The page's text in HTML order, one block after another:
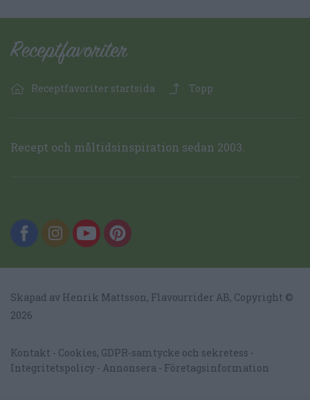
Receptfavoriter startsida Topp
Recept och måltidsinspiration sedan 2003.
Skapad av Henrik Mattsson, Flavourrider AB, Copyright ©
2026
Kontakt
Cookies, GDPR-samtycke och sekretess
Integritetspolicy
Annonsera Företagsinformation